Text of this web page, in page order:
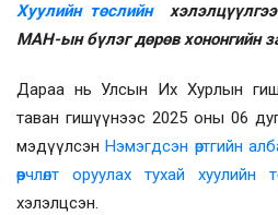
Хуулийн төслийн
МАН-ын бүлэг дөрөв хононгийн
Дараа нь Улсын Их Хурлын
таван гишүүнээс 2025 оны 06
мэдүүлсэнНэмэгдсэн өртгийн
өөрчлөлт оруулах тухай хуулийн
хэлэлцсэн.